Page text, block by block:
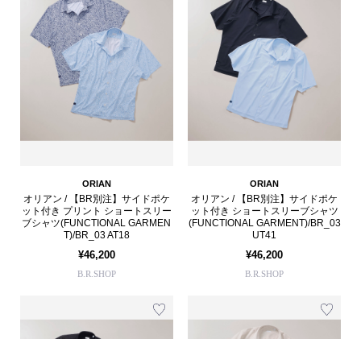
ORIAN
オリアン / 【BR別注】サイドポケ
ット付き プリント ショートスリー
ブシャツ(FUNCTIONAL GARMEN
T)/BR_03 AT18
¥46,200
B.R.SHOP
ORIAN
オリアン / 【BR別注】サイドポケ
ット付き ショートスリーブシャツ
(FUNCTIONAL GARMENT)/BR_03
UT41
¥46,200
B.R.SHOP